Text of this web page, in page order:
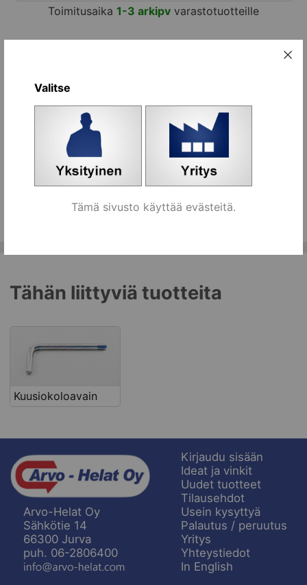
ISO-7380
Toimitusaika 1-3 arkipv varastotuotteille
Vaihtoehdot:
Tilaa
Kupukantaruuvi M8x35, sinkitty
[493545]
Kaikki ryhmän tuotteet
Tähän liittyviä tuotteita
Kuusiokoloavain
Arvo-Helat Oy
Sähkötie 14
66300 Jurva
puh. 06-2806400
Kirjaudu sisään
Ideat ja vinkit
Uudet tuotteet
Tilausehdot
Usein kysyttyä
Palautus / peruutus
Yritys
Yhteystiedot
In English
Valitse
Tämä sivusto käyttää evästeitä.